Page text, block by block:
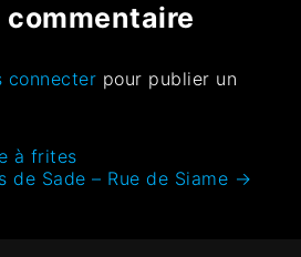
commentaire
connecter pour publier un
à frites
de Sade – Rue de Siame →